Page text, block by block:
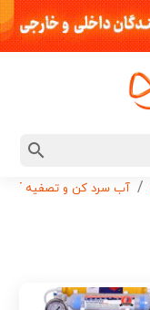
آب سرد کن و تصفیه آب